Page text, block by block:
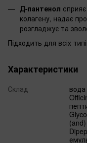
Д-пантенол
колагену, надає
розгладжує та
Підходить для всіх
Характеристики
Склад
вода